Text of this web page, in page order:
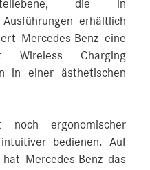
die in
erhältlich
Mercedes‑Benz eine
Wireless Charging
in einer ästhetischen
ergonomischer
bedienen. Auf
Mercedes‑Benz das